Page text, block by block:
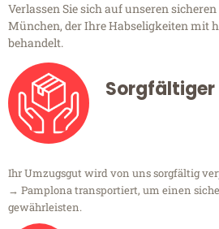
Verlassen Sie sich auf unseren
München, der Ihre Habseligkeiten mit
behandelt.
Ihr Umzugsgut wird von uns sorgfältig
→ Pamplona transportiert, um einen
gewährleisten.